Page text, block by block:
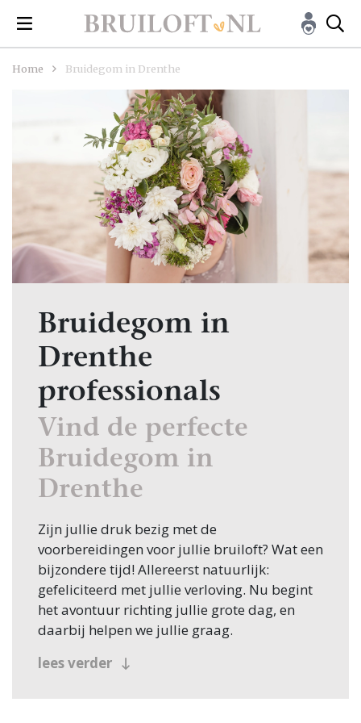
Home Bruidegom in Drenthe
Bruidegom in
Drenthe
professionals
Vind de perfecte
Bruidegom in
Drenthe
Zijn jullie druk bezig met de
voorbereidingen voor jullie bruiloft? Wat een
bijzondere tijd! Allereerst natuurlijk:
gefeliciteerd met jullie verloving. Nu begint
het avontuur richting jullie grote dag, en
daarbij helpen we jullie graag.
Een van de eerste stappen in de planning is
lees verder